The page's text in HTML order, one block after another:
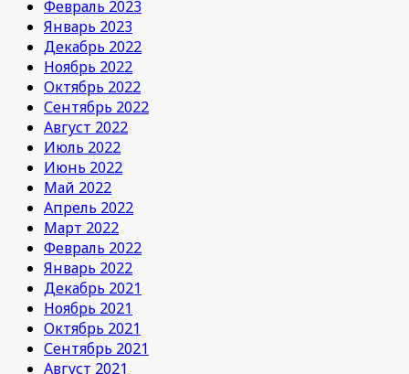
Февраль 2023
Январь 2023
Декабрь 2022
Ноябрь 2022
Октябрь 2022
Сентябрь 2022
Август 2022
Июль 2022
Июнь 2022
Май 2022
Апрель 2022
Март 2022
Февраль 2022
Январь 2022
Декабрь 2021
Ноябрь 2021
Октябрь 2021
Сентябрь 2021
Август 2021